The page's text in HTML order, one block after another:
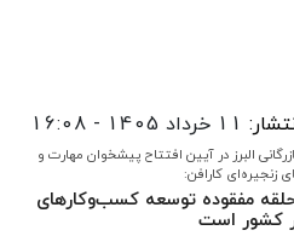
11 خرداد 1405 - 16:08
البرز در آیین افتتاح پیشخوان مهارت و
زنجیره‌ای کارافن:
حلقه مفقوده توسعه کسب‌وکارهای
کشور است